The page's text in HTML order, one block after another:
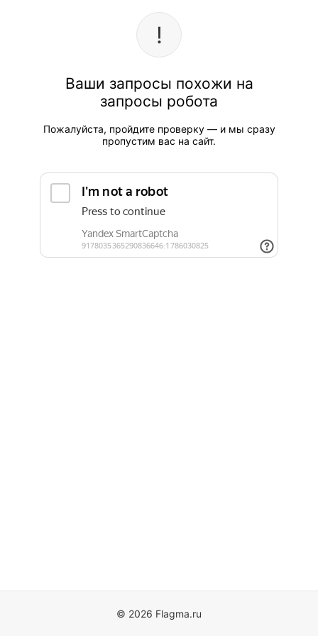
Ваши запросы похожи на
запросы робота
Пожалуйста, пройдите проверку — и мы сразу
пропустим вас на сайт.
© 2026 Flagma.ru